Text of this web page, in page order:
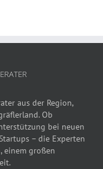
aus der Region,
Ob
bei neuen
– die Experten
einem großen